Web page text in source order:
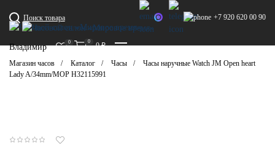
Поиск товара +7 920 620 00 90
Владимир
0 0 0 ₽
Магазин часов Каталог Часы
Часы наручные Watch JM Open heart
Lady A/34mm/MOP H32115991